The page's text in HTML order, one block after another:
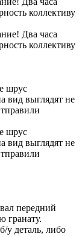
коллективу
Два часа
коллективу
шрус
вид выглядят не
шрус
вид выглядят не
передний
гранату.
у деталь, либо